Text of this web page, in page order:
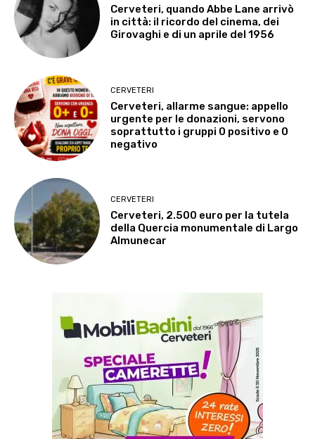
Cerveteri, quando Abbe Lane arrivò
in città: il ricordo del cinema, dei
Girovaghi e di un aprile del 1956
CERVETERI
Cerveteri, allarme sangue: appello
urgente per le donazioni, servono
soprattutto i gruppi 0 positivo e 0
negativo
CERVETERI
Cerveteri, 2.500 euro per la tutela
della Quercia monumentale di Largo
Almunecar